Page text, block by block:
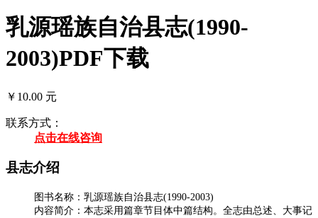
乳源瑶族自治县志(1990-
2003)PDF下载
￥10.00 元
联系方式：
点击在线咨询
县志介绍
图书名称：乳源瑶族自治县志(1990-2003)
内容简介：本志采用篇章节目体中篇结构。全志由总述、大事记